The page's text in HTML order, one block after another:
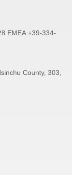
EMEA:+39-334-
County, 303,